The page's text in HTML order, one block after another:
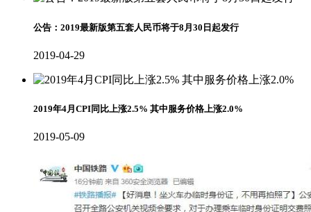
公告：2019最新版第五套人民币将于8月30日起发行
2019-04-29
2019年4月CPI同比上涨2.5% 其中服务价格上涨2.0%
2019-05-09